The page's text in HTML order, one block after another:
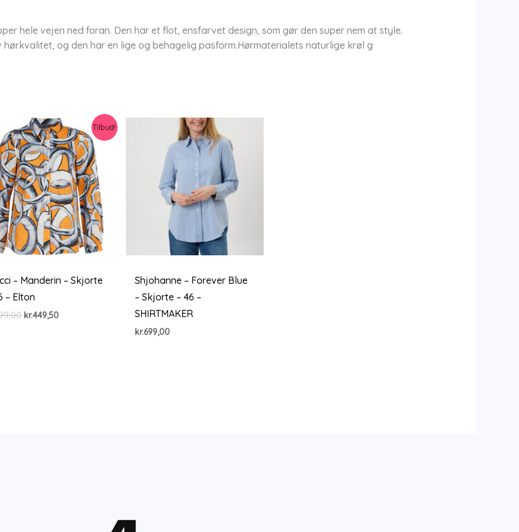
hele vejen ned foran. Den har et flot, ensfarvet design, som gør den super nem at style.
og den har en lige og behagelig pasform.Hørmaterialets naturlige krøl g
Tilbud!
– Manderin – Skjorte
– Elton
Den
kr.449,50Den
Shjohanne – Forever Blue
– Skjorte – 46 –
SHIRTMAKER
kr.699,00